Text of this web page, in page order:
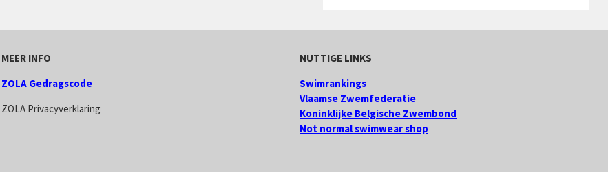
MEER INFO
ZOLA Gedragscode
ZOLA Privacyverklaring
NUTTIGE LINKS
Swimrankings
Vlaamse Zwemfederatie
Koninklijke Belgische Zwembond
Not normal swimwear shop